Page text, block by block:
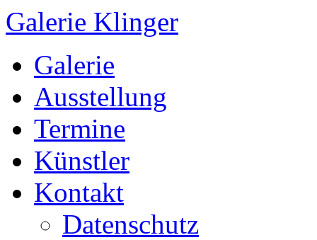
Galerie Klinger
Springe
zum
Galerie
Ausstellung
Termine
Künstler
Kontakt
Datenschutz